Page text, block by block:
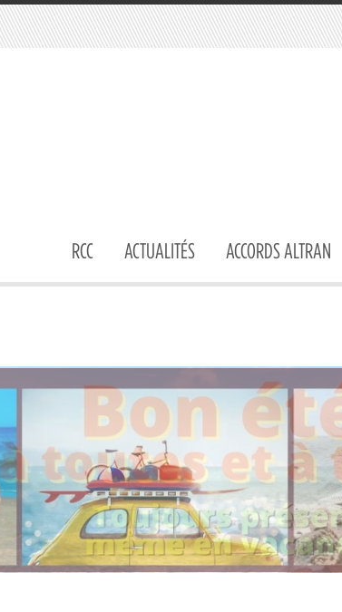
RCC ACTUALITÉS ACCORDS ALTRAN